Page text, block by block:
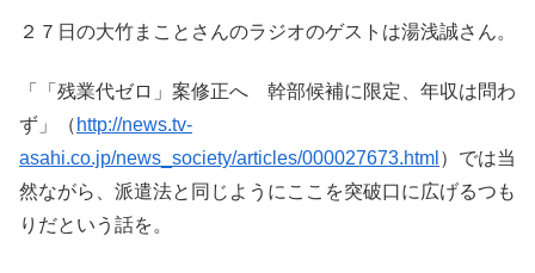
２７日の大竹まことさんのラジオのゲストは湯浅誠さん。
「「残業代ゼロ」案修正へ 幹部候補に限定、年収は問わ
ず」（ http://news.tv-
asahi.co.jp/news_society/articles/000027673.html ）では当
然ながら、派遣法と同じようにここを突破口に広げるつも
りだという話を。